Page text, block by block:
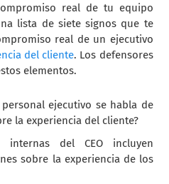
real de tu equipo
lista de siete signos que te
real de un ejecutivo
del cliente. Los defensores
elementos.
ejecutivo se habla de
la experiencia del cliente?
internas del CEO incluyen
sobre la experiencia de los